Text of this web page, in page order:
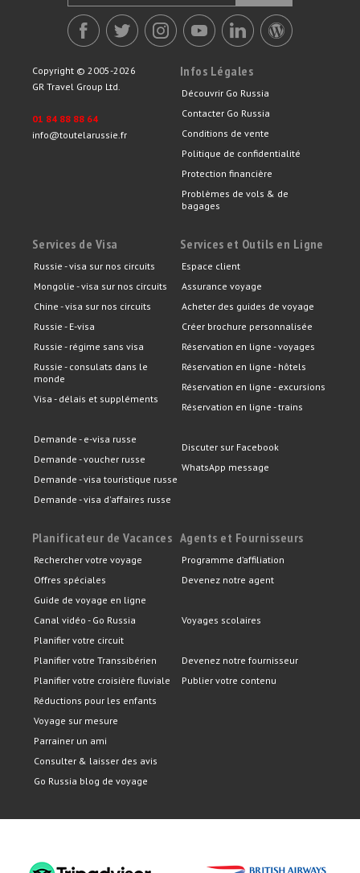
Copyright © 2005-2026
GR Travel Group Ltd.
01 84 88 88 64
info@toutelarussie.fr
Infos Légales
Découvrir Go Russia
Contacter Go Russia
Conditions de vente
Politique de confidentialité
Protection financière
Problèmes de vols & de
bagages
Services de Visa
Russie - visa sur nos circuits
Mongolie - visa sur nos circuits
Chine - visa sur nos circuits
Russie - E-visa
Russie - régime sans visa
Russie - consulats dans le
monde
Visa - délais et suppléments
Demande - e-visa russe
Demande - voucher russe
Demande - visa touristique russe
Demande - visa d'affaires russe
Services et Outils en Ligne
Espace client
Assurance voyage
Acheter des guides de voyage
Créer brochure personnalisée
Réservation en ligne - voyages
Réservation en ligne - hôtels
Réservation en ligne - excursions
Réservation en ligne - trains
Discuter sur Facebook
WhatsApp message
Planificateur de Vacances
Rechercher votre voyage
Offres spéciales
Guide de voyage en ligne
Canal vidéo - Go Russia
Planifier votre circuit
Planifier votre Transsibérien
Planifier votre croisière fluviale
Réductions pour les enfants
Voyage sur mesure
Parrainer un ami
Consulter & laisser des avis
Go Russia blog de voyage
Agents et Fournisseurs
Programme d’affiliation
Devenez notre agent
Voyages scolaires
Devenez notre fournisseur
Publier votre contenu